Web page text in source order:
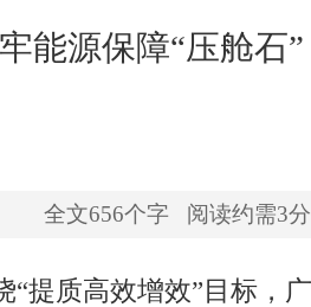
能源保障“压舱石”
全文656个字 阅读约需3
“提质高效增效”目标，